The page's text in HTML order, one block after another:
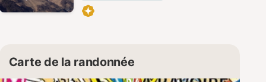
Carte de la randonnée